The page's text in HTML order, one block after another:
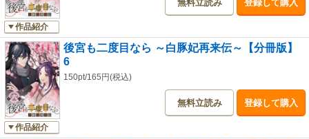
作品紹介
無料立読み 登録して購入
作品紹介
後宮も二度目なら ～白豚妃再来伝～【分冊版】
6
150pt/165円(税込)
無料立読み 登録して購入